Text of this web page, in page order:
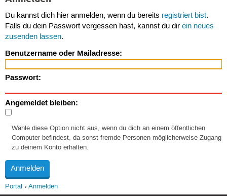
Du kannst dich hier anmelden, wenn du bereits registriert bist.
Falls du dein Passwort vergessen hast, kannst du dir ein neues
zusenden lassen.
Benutzername oder Mailadresse:
Passwort:
Angemeldet bleiben:
Wähle diese Option nicht aus, wenn du dich an einem öffentlichen
Computer befindest, da sonst fremde Personen möglicherweise Zugang
zu deinem Konto erhalten.
Portal Anmelden